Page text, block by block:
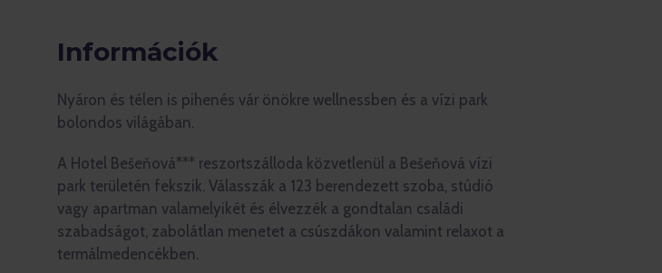
Információk
Nyáron és télen is pihenés vár önökre wellnessben és a vízi park
bolondos világában.
A Hotel Bešeňová*** reszortszálloda közvetlenül a Bešeňová vízi
park területén fekszik. Válasszák a 123 berendezett szoba, stúdió
vagy apartman valamelyikét és élvezzék a gondtalan családi
szabadságot, zabolátlan menetet a csúszdákon valamint relaxot a
termálmedencékben.